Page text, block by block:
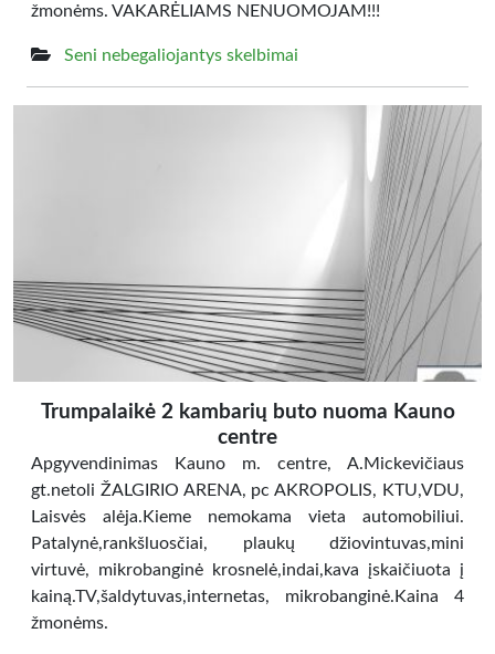
žmonėms. VAKARĖLIAMS NENUOMOJAM!!!
Seni nebegaliojantys skelbimai
Trumpalaikė 2 kambarių buto nuoma Kauno
centre
Apgyvendinimas Kauno m. centre, A.Mickevičiaus
gt.netoli ŽALGIRIO ARENA, pc AKROPOLIS, KTU,VDU,
Laisvės alėja.Kieme nemokama vieta automobiliui.
Patalynė,rankšluosčiai, plaukų džiovintuvas,mini
virtuvė, mikrobanginė krosnelė,indai,kava įskaičiuota į
kainą.TV,šaldytuvas,internetas, mikrobanginė.Kaina 4
žmonėms.